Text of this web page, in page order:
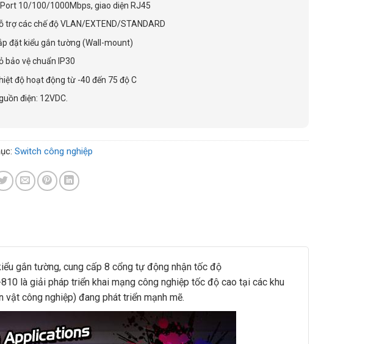
10/100/1000Mbps, giao diện RJ45
trợ các chế độ VLAN/EXTEND/STANDARD
đặt kiểu gắn tường (Wall-mount)
bảo vệ chuẩn IP30
độ hoạt động từ -40 đến 75 độ C
điện: 12VDC.
Switch công nghiệp
gắn tường, cung cấp 8 cổng tự động nhận tốc độ
là giải pháp triển khai mạng công nghiệp tốc độ cao tại các khu
công nghiệp) đang phát triển mạnh mẽ.